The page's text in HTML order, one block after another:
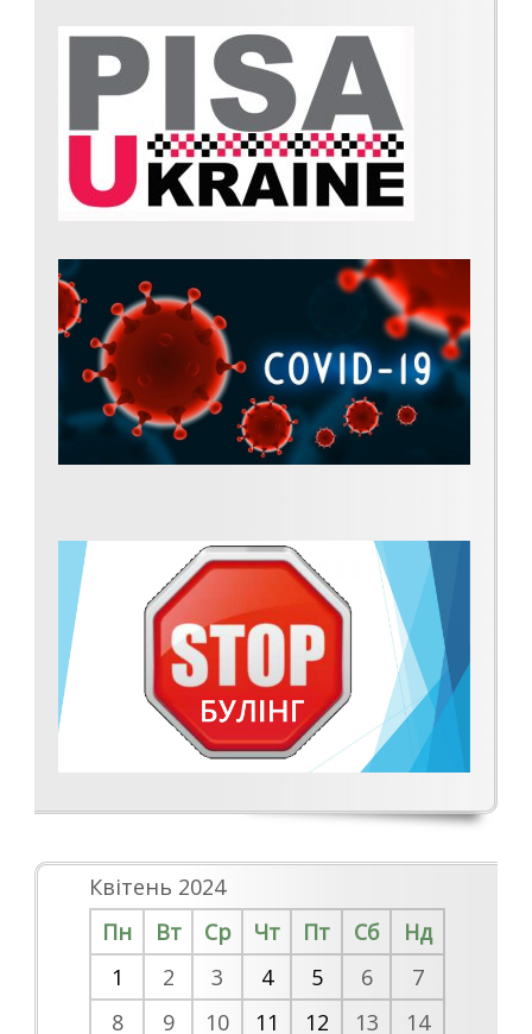
Квітень 2024
Пн
Вт Ср Чт Пт Сб
Нд
1
2 3 4 5 6
7
8
9 10 11 12 13 14